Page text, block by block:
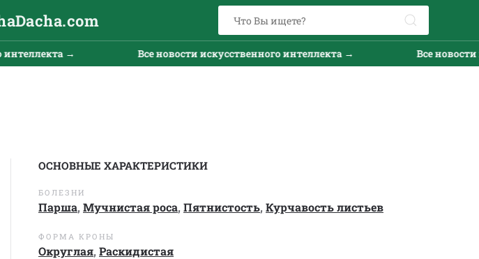
→ Все новости искусственного интеллекта → Все новости
ОСНОВНЫЕ ХАРАКТЕРИСТИКИ
БОЛЕЗНИ
Парша, Мучнистая роса, Пятнистость, Курчавость листьев
ФОРМА КРОНЫ
Округлая, Раскидистая